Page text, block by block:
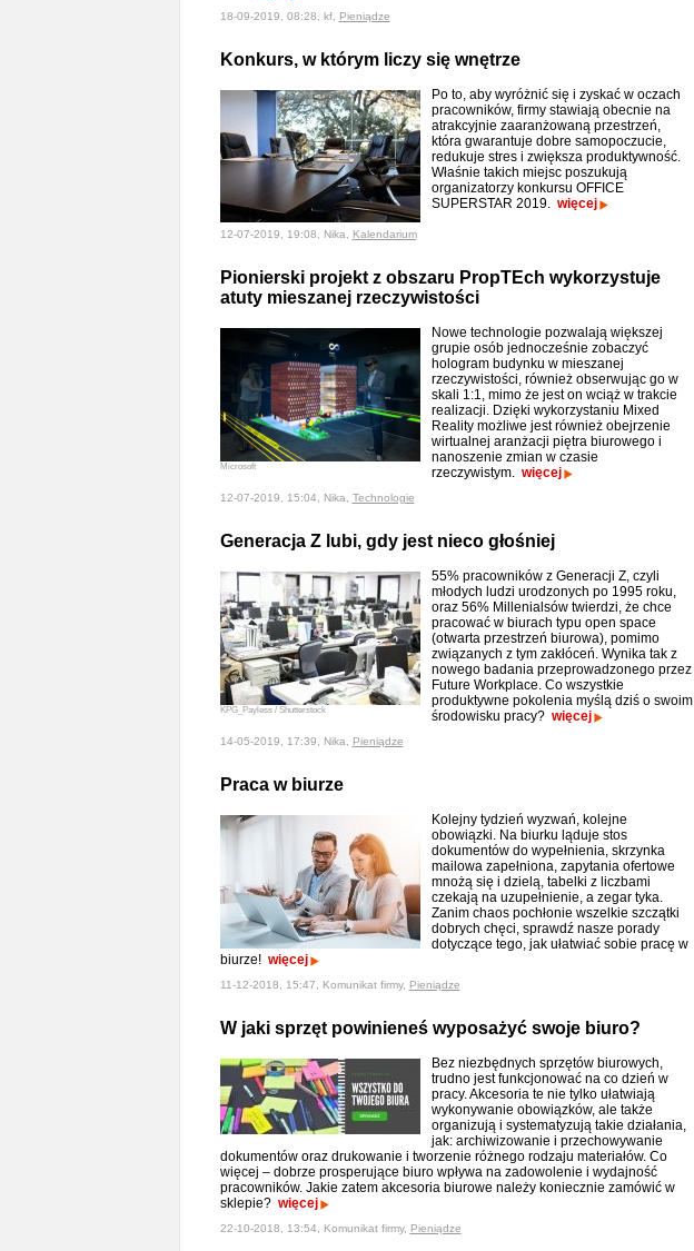
18-09-2019, 08:28, kf, Pieniądze
Konkurs, w którym liczy się wnętrze
Po to, aby wyróżnić się i zyskać w oczach
pracowników, firmy stawiają obecnie na
atrakcyjnie zaaranżowaną przestrzeń,
która gwarantuje dobre samopoczucie,
redukuje stres i zwiększa produktywność.
Właśnie takich miejsc poszukują
organizatorzy konkursu OFFICE
SUPERSTAR 2019. więcej
12-07-2019, 19:08, Nika, Kalendarium
Pionierski projekt z obszaru PropTEch wykorzystuje
atuty mieszanej rzeczywistości
Microsoft
Nowe technologie pozwalają większej
grupie osób jednocześnie zobaczyć
hologram budynku w mieszanej
rzeczywistości, również obserwując go w
skali 1:1, mimo że jest on wciąż w trakcie
realizacji. Dzięki wykorzystaniu Mixed
Reality możliwe jest również obejrzenie
wirtualnej aranżacji piętra biurowego i
nanoszenie zmian w czasie
rzeczywistym. więcej
12-07-2019, 15:04, Nika, Technologie
Generacja Z lubi, gdy jest nieco głośniej
KPG_Payless / Shutterstock
55% pracowników z Generacji Z, czyli
młodych ludzi urodzonych po 1995 roku,
oraz 56% Millenialsów twierdzi, że chce
pracować w biurach typu open space
(otwarta przestrzeń biurowa), pomimo
związanych z tym zakłóceń. Wynika tak z
nowego badania przeprowadzonego przez
Future Workplace. Co wszystkie
produktywne pokolenia myślą dziś o swoim
środowisku pracy? więcej
14-05-2019, 17:39, Nika, Pieniądze
Praca w biurze
Kolejny tydzień wyzwań, kolejne
obowiązki. Na biurku ląduje stos
dokumentów do wypełnienia, skrzynka
mailowa zapełniona, zapytania ofertowe
mnożą się i dzielą, tabelki z liczbami
czekają na uzupełnienie, a zegar tyka.
Zanim chaos pochłonie wszelkie szczątki
dobrych chęci, sprawdź nasze porady
dotyczące tego, jak ułatwiać sobie pracę w
biurze! więcej
11-12-2018, 15:47, Komunikat firmy, Pieniądze
W jaki sprzęt powinieneś wyposażyć swoje biuro?
Bez niezbędnych sprzętów biurowych,
trudno jest funkcjonować na co dzień w
pracy. Akcesoria te nie tylko ułatwiają
wykonywanie obowiązków, ale także
organizują i systematyzują takie działania,
jak: archiwizowanie i przechowywanie
dokumentów oraz drukowanie i tworzenie różnego rodzaju materiałów. Co
więcej – dobrze prosperujące biuro wpływa na zadowolenie i wydajność
pracowników. Jakie zatem akcesoria biurowe należy koniecznie zamówić w
sklepie? więcej
22-10-2018, 13:54, Komunikat firmy, Pieniądze